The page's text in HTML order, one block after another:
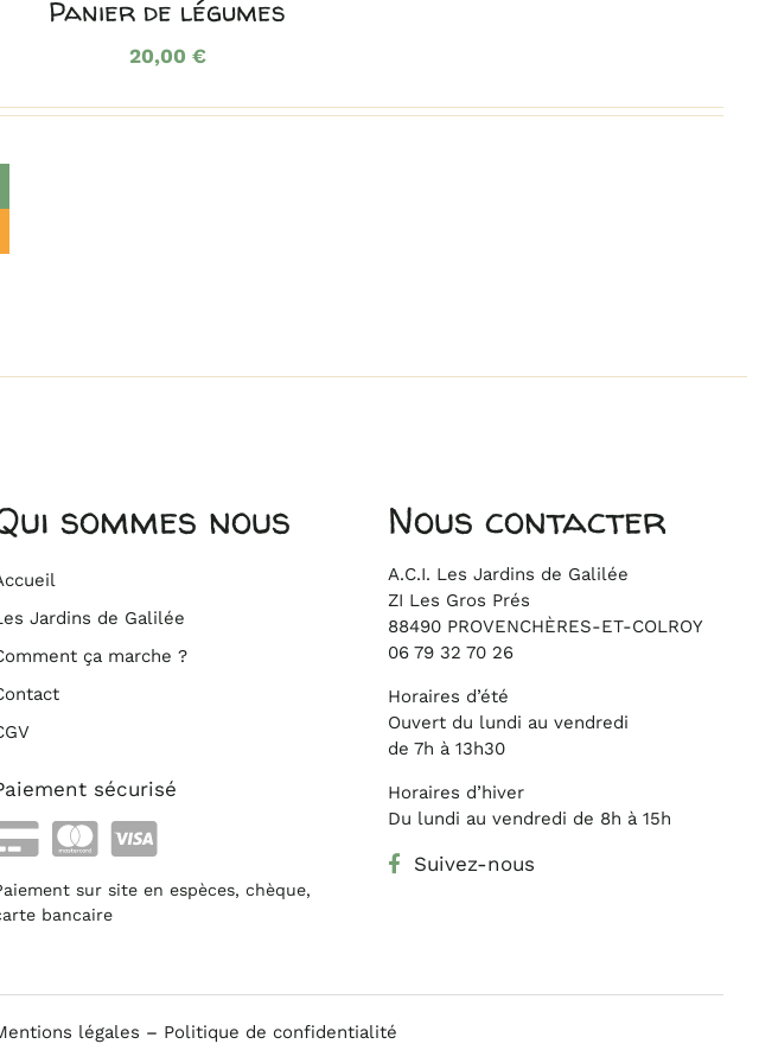
Panier de légumes
20,00 €
sommes nous
Jardins de Galilée
ça marche ?
sécurisé
sur site en espèces, chèque,
bancaire
Nous contacter
A.C.I. Les Jardins de Galilée
ZI Les Gros Prés
88490 PROVENCHÈRES-ET-COLROY
06 79 32 70 26
Horaires d’été
Ouvert du lundi au vendredi
de 7h à 13h30
Horaires d’hiver
Du lundi au vendredi de 8h à 15h
Suivez-nous
légales – Politique de confidentialité